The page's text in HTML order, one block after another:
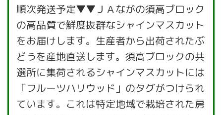
順次発送予定▼▼ＪＡながの須高ブロック
の高品質で鮮度抜群なシャインマスカット
をお届けします。生産者から出荷されたぶ
どうを産地直送します。須高ブロックの共
選所に集荷されるシャインマスカットには
「フルーツハリウッド」のタグがつけられ
ています。これは特定地域で栽培された房